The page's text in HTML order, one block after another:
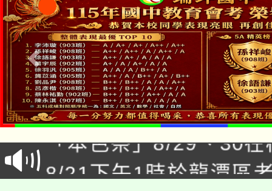
公告本校115學年度第
代理(課)教師甄選結果
告(尚有缺額)
「本色祭」8/29、30在
場熱烈登場!
8/21下午1時於龍潭區